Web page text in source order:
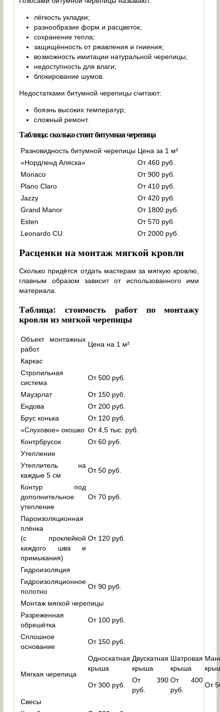
лёгкость укладки;
разнообразие форм и расцветок;
сохранение тепла;
защищённость от ржавления и гниения;
возможность имитации натуральной черепицы;
недоступность для влаги;
блокирование шумов.
Недостатками битумной черепицы считают:
боязнь высоких температур;
сложный ремонт.
Таблица: сколько стоит битумная черепица
Разновидность битумной черепицы Цена за 1 м²
«Нордленд Аляска»
От 460 руб.
Monaco
От 900 руб.
Plano Claro
От 410 руб.
Jazzy
От 420 руб.
Grand Manor
От 1800 руб.
Esten
От 570 руб.
Leonardo CU
От 2000 руб.
Расценки на монтаж мягкой кровли
Сколько придётся отдать мастерам за мягкую кровлю,
главным образом зависит от использованного ими
материала.
Таблица: стоимость работ по монтажу
кровли из мягкой черепицы
Объект монтажных
работ
Цена на 1 м²
Каркас
Стропильная
система
От 500 руб.
Мауэрлат
От 150 руб.
Ендова
От 200 руб.
Брус конька
От 120 руб.
«Слуховое» окошко От 4,5 тыс. руб.
Контрбрусок
От 60 руб.
Утепление
Утеплитель на
каждые 5 см
От 50 руб.
Контур под
дополнительное
утепление
От 70 руб.
Пароизоляционная
плёнка
(с проклейкой
каждого шва и
примыкания)
От 120 руб.
Гидроизоляция
Гидроизоляционное
полотно
От 90 руб.
Монтаж мягкой черепицы
Разреженная
обрешётка
От 100 руб.
Сплошное
основание
От 150 руб.
Мягкая черепица
Односкатная
крыша
Двускатная
крыша
Шатровая
крыша
От 300 руб.
От 390
руб.
От 400
руб.
От
Свесы